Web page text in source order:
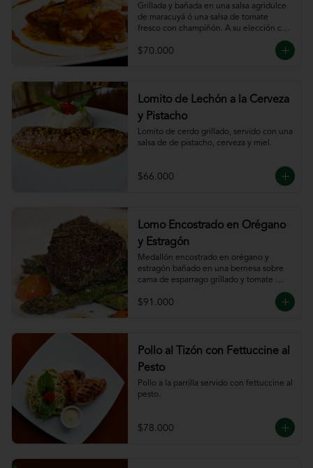
Pomodoro
Grillada y bañada en una salsa agridulce
de maracuyá ó una salsa de tomate
fresco con champiñón. A su elección con
espiral o puré.
$70.000
Lomito de Lechón a la Cerveza
y Pistacho
Lomito de cerdo grillado, servido con una
salsa de de pistacho, cerveza y miel.
$66.000
Lomo Encostrado en Orégano
y Estragón
Medallón encostrado en orégano y
estragón bañado en una bernesa sobre
cama de esparrago grillado y tomate
$91.000
Pollo al Tizón con Fettuccine al
Pesto
Pollo a la parrilla servido con fettuccine al
pesto.
$78.000